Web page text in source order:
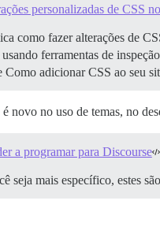
personalizadas de CSS
como fazer alterações de
ferramentas de
Como adicionar CSS ao seu
novo no uso de temas, no
a programar para Discourse
seja mais específico, estes